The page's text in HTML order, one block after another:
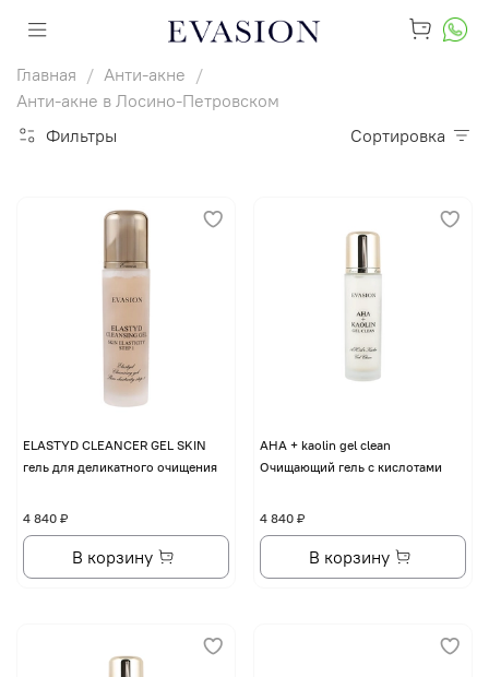
Главная
Анти-акне
Анти-акне в Лосино-Петровском
Фильтры
Сортировка
ELASTYD CLEANCER GEL SKIN
гель для деликатного очищения
4 840 ₽
В корзину
AHA + kaolin gel clean
Очищающий гель с кислотами
4 840 ₽
В корзину